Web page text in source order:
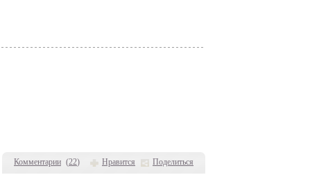
Комментарии (22) Нравится Поделиться